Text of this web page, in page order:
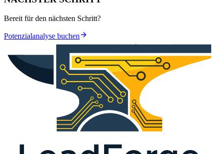
Bereit für den nächsten Schritt?
Potenzialanalyse buchen